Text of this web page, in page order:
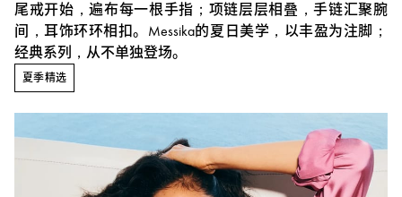
尾戒开始，遍布每一根手指；项链层层相叠，手链汇聚腕
间，耳饰环环相扣。Messika的夏日美学，以丰盈为注脚；
经典系列，从不单独登场。
夏季精选